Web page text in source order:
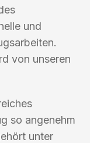
und
von unseren
so angenehm
unter